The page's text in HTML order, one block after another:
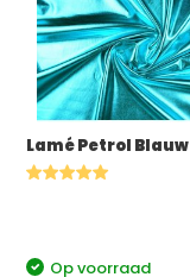
Lamé Petrol Blauw
Op voorraad